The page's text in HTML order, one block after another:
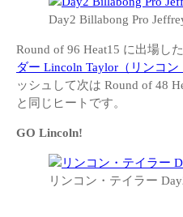
Day2 Billabong Pro
Round of 96 Heat15 に出場した
ダー Lincoln Taylor（リンコン
ッシュして次は Round of 48
と同じヒートです。
GO Lincoln!
リンコン・テイラー